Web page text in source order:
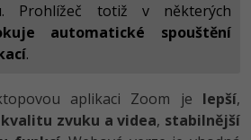
Prohlížeč totiž v některých
automatické spouštění
.
aplikaci Zoom je lepší,
zvuku a videa, stabilnější